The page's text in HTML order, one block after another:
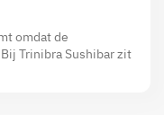
omdat de
Trinibra Sushibar zit